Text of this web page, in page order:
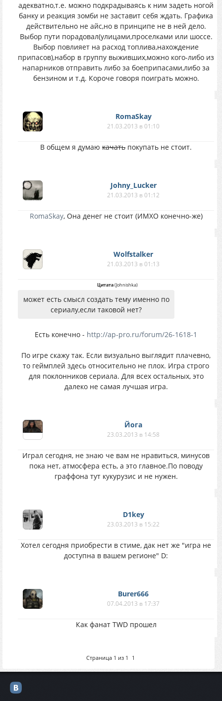
адекватно,т.е. можно подкрадываясь к ним задеть ногой
банку и реакция зомби не заставит себя ждать. Графика
действительно не айс,но в принципе не в ней дело.
Выбор пути порадовал(улицами,проселками или шоссе.
Выбор повлияет на расход топлива,нахождение
припасов),набор в группу выживших,можно кого-либо из
напарников отправить либо за боеприпасами,либо за
бензином и т.д. Короче говоря поиграть можно.
RomaSkay
21.03.2013 в 01:10
В общем я думаю качать покупать не стоит.
Johny_Lucker
21.03.2013 в 01:12
RomaSkay, Она денег не стоит (ИМХО конечно-же)
Wolfstalker
21.03.2013 в 01:13
Цитата(Johnishka)
может есть смысл создать тему именно по
сериалу,если таковой нет?
Есть конечно - http://ap-pro.ru/forum/26-1618-1
По игре скажу так. Если визуально выглядит плачевно,
то геймплей здесь относительно не плох. Игра строго
для поклонников сериала. Для всех остальных, это
далеко не самая лучшая игра.
Йогa
23.03.2013 в 14:58
Играл сегодня, не знаю че вам не нравиться, минусов
пока нет, атмосфера есть, а это главное.По поводу
граффона тут кукурузис и не нужен.
D1key
23.03.2013 в 15:22
Хотел сегодня приобрести в стиме, дак нет же "игра не
доступна в вашем регионе" D:
Burer666
07.04.2013 в 17:37
Как фанат TWD прошел
Страница 1 из 1 1